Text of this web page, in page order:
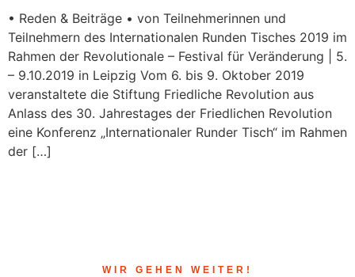
• Reden & Beiträge • von Teilnehmerinnen und
Teilnehmern des Internationalen Runden Tisches 2019 im
Rahmen der Revolutionale – Festival für Veränderung | 5.
– 9.10.2019 in Leipzig Vom 6. bis 9. Oktober 2019
veranstaltete die Stiftung Friedliche Revolution aus
Anlass des 30. Jahrestages der Friedlichen Revolution
eine Konferenz „Internationaler Runder Tisch“ im Rahmen
der […]
WIR GEHEN WEITER!